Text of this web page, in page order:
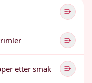
etter smak